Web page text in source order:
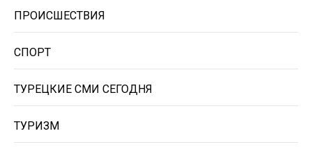
ПРОИСШЕСТВИЯ
СПОРТ
ТУРЕЦКИЕ СМИ СЕГОДНЯ
ТУРИЗМ